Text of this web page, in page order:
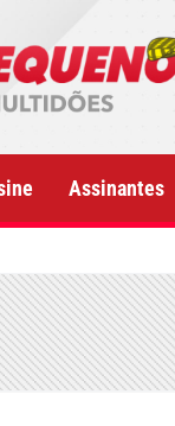
Assinantes